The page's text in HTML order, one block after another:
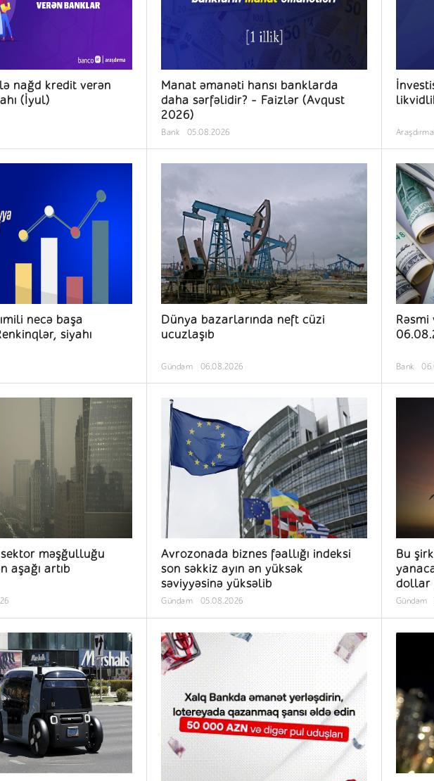
nağd kredit verən
(İyul)
Manat əmanəti hansı banklarda
daha sərfəlidir? – Faizlər (Avqust
2026)
Bank 05.08.2026
necə başa
siyahı
Dünya bazarlarında neft cüzi
ucuzlaşıb
Gündəm 06.08.2026 Bank
məşğulluğu
aşağı artıb
Avrozonada biznes fəallığı indeksi
son səkkiz ayın ən yüksək
səviyyəsinə yüksəlib
Gündəm 05.08.2026
Bu
dollar
Gündəm